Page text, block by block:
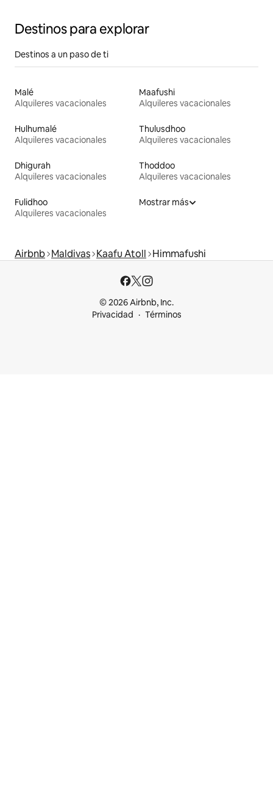
Destinos para explorar
Destinos a un paso de ti
Malé
Alquileres vacacionales
Maafushi
Alquileres vacacionales
Hulhumalé
Alquileres vacacionales
Thulusdhoo
Alquileres vacacionales
Dhigurah
Alquileres vacacionales
Thoddoo
Alquileres vacacionales
Fulidhoo
Alquileres vacacionales
Mostrar más
Airbnb Maldivas Kaafu Atoll Himmafushi
© 2026 Airbnb, Inc.
Privacidad
Términos